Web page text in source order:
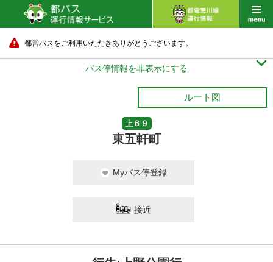
都営バスをご利用いただきありがとうございます。
バス停情報を非表示にする 
ルート図
上６９
東五軒町
Myバス停登録
接近